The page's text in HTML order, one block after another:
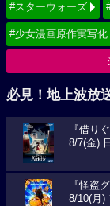
#スターウォーズ
#少女漫画原作実写化
必見！地上波放
『借り
8/7(金)
『怪盗
8/10(月)